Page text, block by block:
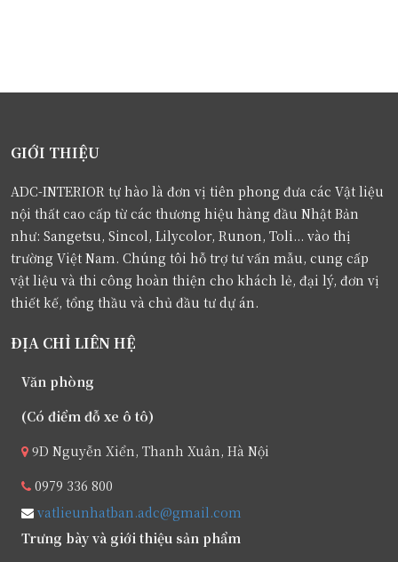
GIỚI THIỆU
ADC-INTERIOR tự hào là đơn vị tiên phong đưa các Vật liệu
nội thất cao cấp từ các thương hiệu hàng đầu Nhật Bản
như: Sangetsu, Sincol, Lilycolor, Runon, Toli... vào thị
trường Việt Nam. Chúng tôi hỗ trợ tư vấn mẫu, cung cấp
vật liệu và thi công hoàn thiện cho khách lẻ, đại lý, đơn vị
thiết kế, tổng thầu và chủ đầu tư dự án.
ĐỊA CHỈ LIÊN HỆ
Văn phòng
(Có điểm đỗ xe ô tô)
9D Nguyễn Xiển, Thanh Xuân, Hà Nội
0979 336 800
vatlieunhatban.adc@gmail.com
Trưng bày và giới thiệu sản phẩm